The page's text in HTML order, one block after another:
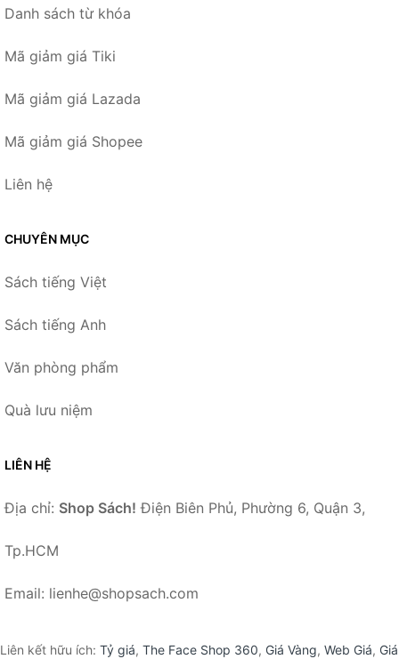
Danh sách từ khóa
Mã giảm giá Tiki
Mã giảm giá Lazada
Mã giảm giá Shopee
Liên hệ
CHUYÊN MỤC
Sách tiếng Việt
Sách tiếng Anh
Văn phòng phẩm
Quà lưu niệm
LIÊN HỆ
Địa chỉ: Shop Sách! Điện Biên Phủ, Phường 6, Quận 3,
Tp.HCM
Email: lienhe@shopsach.com
Liên kết hữu ích: Tỷ giá, The Face Shop 360, Giá Vàng, Web Giá, Giá